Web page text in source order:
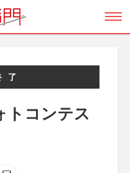
了
トコンテス